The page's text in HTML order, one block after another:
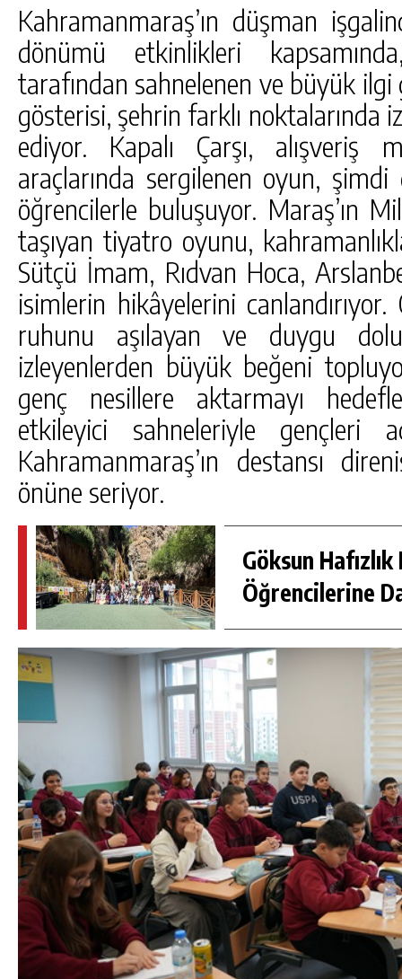
Kahramanmaraş’ın düşman
dönümü etkinlikleri
tarafından sahnelenen ve büyük ilgi
gösterisi, şehrin farklı noktalarında
ediyor. Kapalı Çarşı, alışveriş
araçlarında sergilenen oyun,
öğrencilerle buluşuyor. Maraş’ın
taşıyan tiyatro oyunu,
Sütçü İmam, Rıdvan Hoca,
isimlerin hikâyelerini
ruhunu aşılayan ve duygu
izleyenlerden büyük beğeni
genç nesillere aktarmayı
etkileyici sahneleriyle gençleri
Kahramanmaraş’ın destansı
önüne seriyor.
Göksun Hafızlık
Öğrencilerine
GÜNLÜK HABER AKIŞI
GÖKSUN HAFIZLIK KIZ KUR’AN KURSU
ÖĞRENCILERINE DARENDE GEZISI.